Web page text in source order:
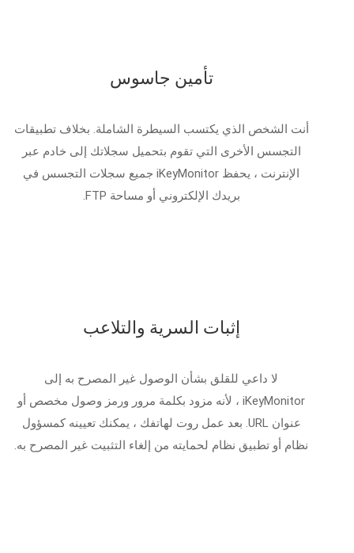
تأمين جاسوس
أنت الشخص الذي يكتسب السيطرة الشاملة. بخلاف تطبيقات
التجسس الأخرى التي تقوم بتحميل سجلاتك إلى خادم عبر
الإنترنت ، يحفظ iKeyMonitor جميع سجلات التجسس في
بريدك الإلكتروني أو مساحة FTP.
إثبات السرية والتلاعب
لا داعي للقلق بشأن الوصول غير المصرح به إلى
iKeyMonitor ، لأنه مزود بكلمة مرور ورمز وصول مخصص أو
عنوان URL. بعد عمل روت لهاتفك ، يمكنك تعيينه كمسؤول
نظام أو تطبيق نظام لحمايته من إلغاء التثبيت غير المصرح به.